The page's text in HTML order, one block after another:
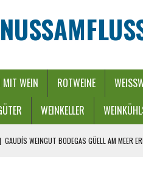
MIT WEIN ROTWEINE
WEINKELLER
| GAUDÍS WEINGUT BODEGAS GÜELL AM MEER